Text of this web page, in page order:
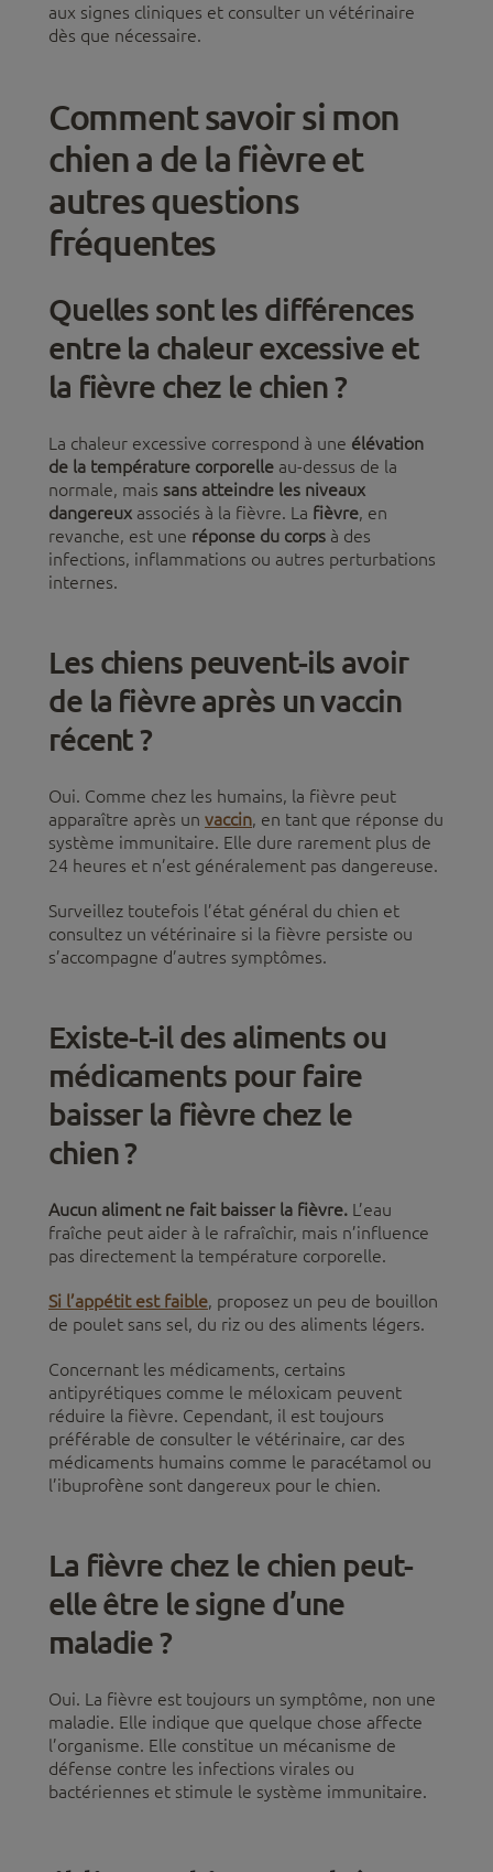
aux signes cliniques et consulter un vétérinaire
dès que nécessaire.
Comment savoir si mon
chien a de la fièvre et
autres questions
fréquentes
Quelles sont les différences
entre la chaleur excessive et
la fièvre chez le chien ?
La chaleur excessive correspond à une élévation
de la température corporelle au-dessus de la
normale, mais sans atteindre les niveaux
dangereux associés à la fièvre. La fièvre, en
revanche, est une réponse du corps à des
infections, inflammations ou autres perturbations
internes.
Les chiens peuvent-ils avoir
de la fièvre après un vaccin
récent ?
Oui. Comme chez les humains, la fièvre peut
apparaître après un vaccin, en tant que réponse du
système immunitaire. Elle dure rarement plus de
24 heures et n’est généralement pas dangereuse.
Surveillez toutefois l’état général du chien et
consultez un vétérinaire si la fièvre persiste ou
s’accompagne d’autres symptômes.
Existe-t-il des aliments ou
médicaments pour faire
baisser la fièvre chez le
chien ?
Aucun aliment ne fait baisser la fièvre. L’eau
fraîche peut aider à le rafraîchir, mais n’influence
pas directement la température corporelle.
Si l’appétit est faible, proposez un peu de bouillon
de poulet sans sel, du riz ou des aliments légers.
Concernant les médicaments, certains
antipyrétiques comme le méloxicam peuvent
réduire la fièvre. Cependant, il est toujours
préférable de consulter le vétérinaire, car des
médicaments humains comme le paracétamol ou
l’ibuprofène sont dangereux pour le chien.
La fièvre chez le chien peut-
elle être le signe d’une
maladie ?
Oui. La fièvre est toujours un symptôme, non une
maladie. Elle indique que quelque chose affecte
l’organisme. Elle constitue un mécanisme de
défense contre les infections virales ou
bactériennes et stimule le système immunitaire.